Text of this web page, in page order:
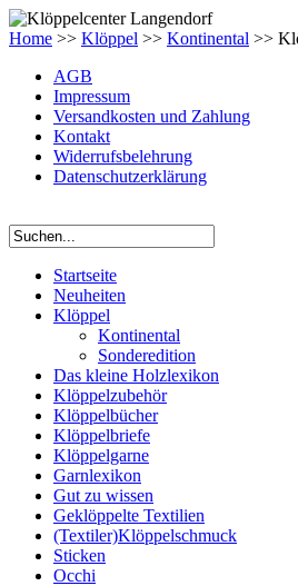
Home >> Klöppel >> Kontinental >>
AGB
Impressum
Versandkosten und Zahlung
Kontakt
Widerrufsbelehrung
Datenschutzerklärung
Startseite
Neuheiten
Klöppel
Kontinental
Sonderedition
Das kleine Holzlexikon
Klöppelzubehör
Klöppelbücher
Klöppelbriefe
Klöppelgarne
Garnlexikon
Gut zu wissen
Geklöppelte Textilien
(Textiler)Klöppelschmuck
Sticken
Occhi